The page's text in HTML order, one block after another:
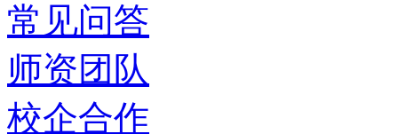
常见问答
师资团队
校企合作